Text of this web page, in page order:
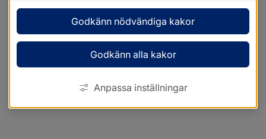
Godkänn nödvändiga kakor
Godkänn alla kakor
Anpassa inställningar